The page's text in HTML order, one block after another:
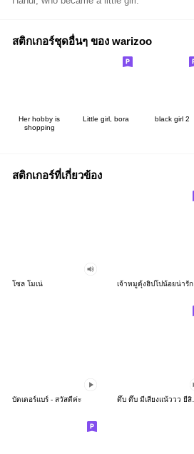
สติกเกอร์ชุดอื่นๆ ของ warizoo
Her hobby is
shopping
Little girl, bora black girl 2
สติกเกอร์ที่เกี่ยวข้อง
โซล โมเน่ เจ้าหมูดุ้งฮิปโปน้อยน่ารัก
บัตเตอร์แบร์ - สวัสดีค่ะ